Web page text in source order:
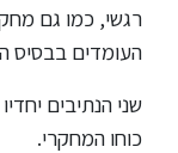
בוגרים
סגל
רגשי, כמו גם מחקר
העומדים בבסיס
שני הנתיבים
כוחו המחקרי.